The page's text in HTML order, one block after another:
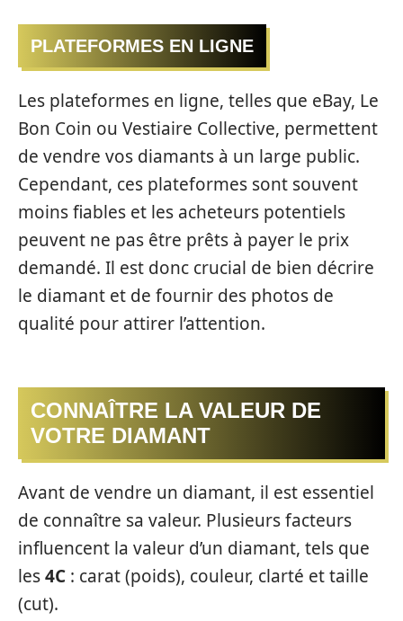
PLATEFORMES EN LIGNE
Les plateformes en ligne, telles que eBay, Le
Bon Coin ou Vestiaire Collective, permettent
de vendre vos diamants à un large public.
Cependant, ces plateformes sont souvent
moins fiables et les acheteurs potentiels
peuvent ne pas être prêts à payer le prix
demandé. Il est donc crucial de bien décrire
le diamant et de fournir des photos de
qualité pour attirer l’attention.
CONNAÎTRE LA VALEUR DE
VOTRE DIAMANT
Avant de vendre un diamant, il est essentiel
de connaître sa valeur. Plusieurs facteurs
influencent la valeur d’un diamant, tels que
les4C : carat (poids), couleur, clarté et taille
(cut).